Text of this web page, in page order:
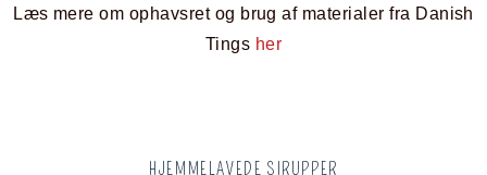
Læs mere om ophavsret og brug af materialer fra Danish
Tings her
HJEMMELAVEDE SIRUPPER